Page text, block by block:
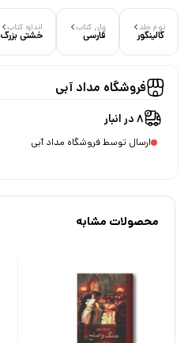
نوع جلد
گالینگور
زبان کتاب
فارسی
اندازه کتاب
خشتی بزرگ
فروشگاه مداد آبی
8 در انبار
ارسال توسط فروشگاه مداد آبی
محصولات مشابه